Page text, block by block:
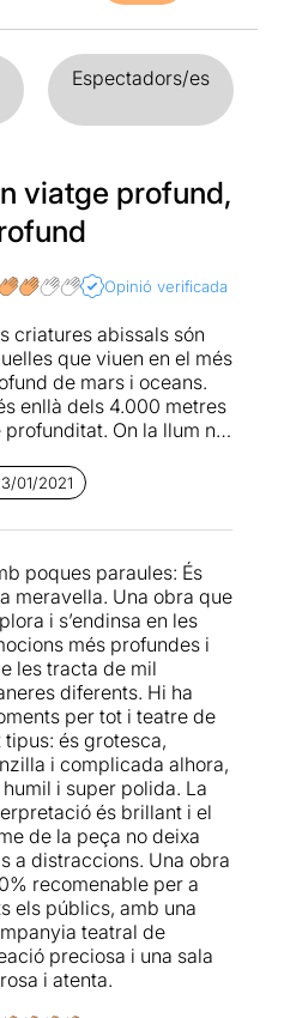
Espectadors/es
viatge profund,
Opinió verificada
criatures abissals són
que viuen en el més
de mars i oceans.
enllà dels 4.000 metres
profunditat. On la llum no
inhòspit. Tanmateix,
éssers que habiten
latituds, en una
desenvolupat propietats
com la
sembla l’objectiu del
Abissal: posar
allà on hi ha foscor.
alguns passatges
la vida, de la infància
l’objectiu de protegir
éssers més vulnerables i
abissalsés una
d’escenes amb
recurrents que
acaben de soscavar una
o arc narratiu: la
01/2021
poques paraules: És
meravella. Una obra que
i s’endinsa en les
més profundes i
les tracta de mil
diferents. Hi ha
per tot i teatre de
tipus: és grotesca,
i complicada alhora,
humil i super polida. La
és brillant i el
de la peça no deixa
a distraccions. Una obra
recomenable per a
els públics, amb una
teatral de
preciosa i una sala
i atenta.